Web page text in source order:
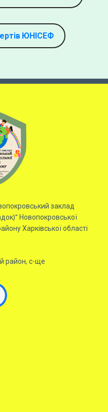
ЮНІСЕФ
заклад
Новопокровської
Харківської області
район, с-ще
Facebook